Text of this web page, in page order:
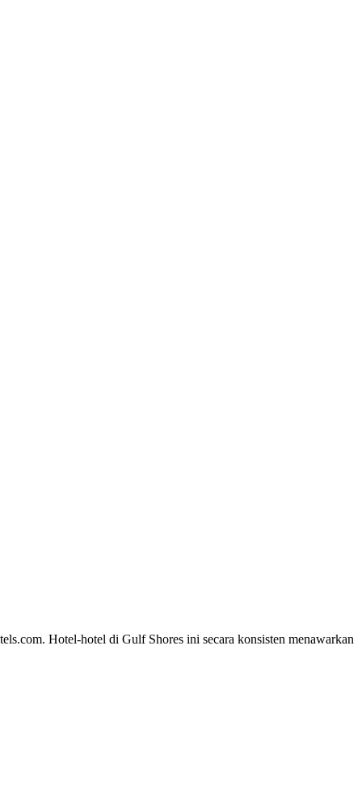
Hotel-hotel di Gulf Shores ini secara konsisten menawarkan